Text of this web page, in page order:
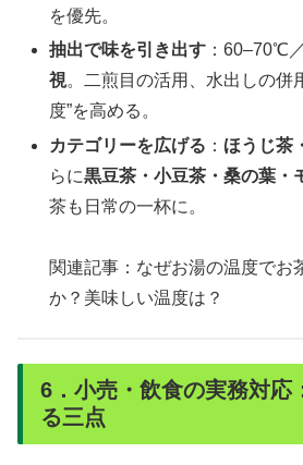
を優先。
抽出で味を引き出す ：60–70℃
視。二煎目の活用、水出しの併
度”を高める。
カテゴリーを広げる ： ほうじ茶
らに黒豆茶・小豆茶・桑の葉・
茶も日常の一杯に。
関連記事：なぜお湯の温度でお
か？美味しい温度は？
6．小売・飲食の実務対応
る三点